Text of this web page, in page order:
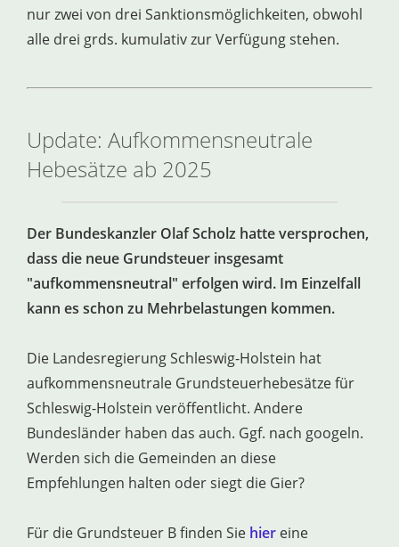
nur zwei von drei Sanktionsmöglichkeiten, obwohl
alle drei grds. kumulativ zur Verfügung stehen.
Update: Aufkommensneutrale
Hebesätze ab 2025
Der Bundeskanzler Olaf Scholz hatte versprochen,
dass die neue Grundsteuer insgesamt
"aufkommensneutral" erfolgen wird. Im Einzelfall
kann es schon zu Mehrbelastungen kommen.
Die Landesregierung Schleswig-Holstein hat
aufkommensneutrale Grundsteuerhebesätze für
Schleswig-Holstein veröffentlicht. Andere
Bundesländer haben das auch. Ggf. nach googeln.
Werden sich die Gemeinden an diese
Empfehlungen halten oder siegt die Gier?
Für die Grundsteuer B finden Sie hier eine